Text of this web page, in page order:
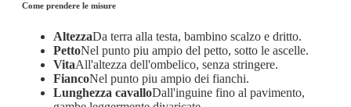
Come prendere le misure
AltezzaDa terra alla testa, bambino scalzo e dritto.
PettoNel punto piu ampio del petto, sotto le ascelle.
VitaAll'altezza dell'ombelico, senza stringere.
FiancoNel punto piu ampio dei fianchi.
Lunghezza cavalloDall'inguine fino al pavimento,